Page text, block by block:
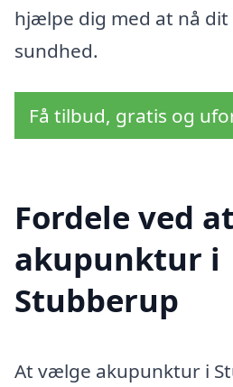
hjælpe dig med at nå
sundhed.
Få tilbud, gratis og
Fordele ved
akupunktur i
Stubberup
At vælge akupunktur i